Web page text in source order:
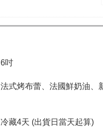
6吋
法式烤布蕾、法國鮮奶油、
冷藏4天 (出貨日當天起算)